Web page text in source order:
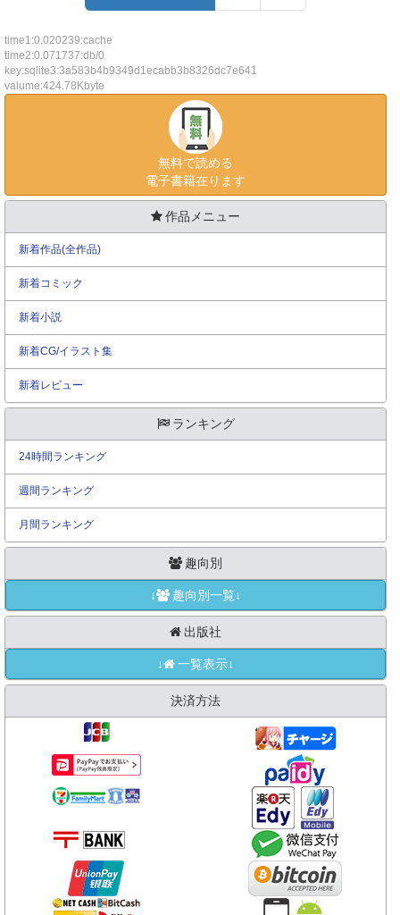
time1:0.020239:cache
time2:0.071737:db/0
key:sqlite3:3a583b4b9349d1ecabb3b8326dc7e641
valume:424.78Kbyte
無料で読める
電子書籍在ります
作品メニュー
新着作品(全作品)
新着コミック
新着小説
新着CG/イラスト集
新着レビュー
ランキング
24時間ランキング
週間ランキング
月間ランキング
趣向別
↓ 趣向別一覧↓
出版社
↓ 一覧表示↓
決済方法